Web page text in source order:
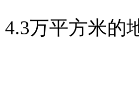
4.3万平方米的